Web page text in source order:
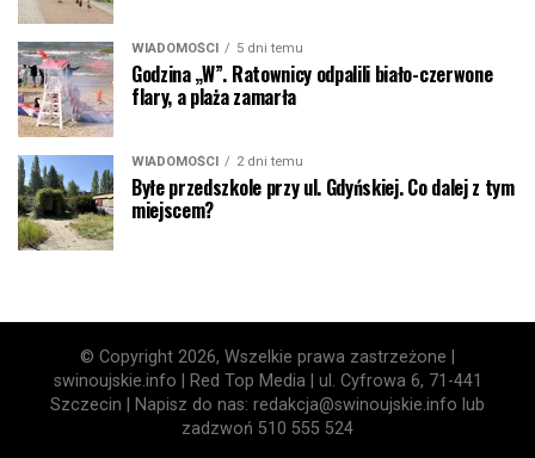
WIADOMOŚCI 5 dni temu
Godzina „W”. Ratownicy odpalili biało-czerwone
flary, a plaża zamarła
WIADOMOŚCI 2 dni temu
Byłe przedszkole przy ul. Gdyńskiej. Co dalej z tym
miejscem?
© Copyright 2026, Wszelkie prawa zastrzeżone |
swinoujskie.info | Red Top Media | ul. Cyfrowa 6, 71-441
Szczecin | Napisz do nas: redakcja@swinoujskie.info lub
zadzwoń 510 555 524